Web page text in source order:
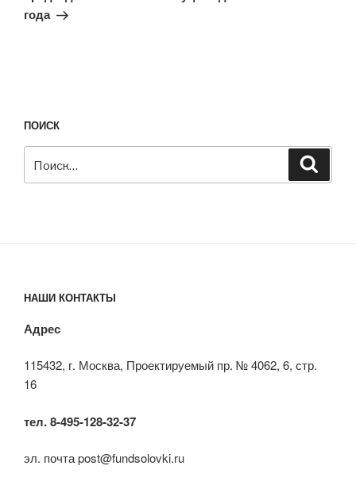
года
ПОИСК
НАШИ КОНТАКТЫ
Адрес
115432, г. Москва, Проектируемый пр. № 4062, 6, стр.
16
тел. 8-495-128-32-37
эл. почта post@fundsolovki.ru